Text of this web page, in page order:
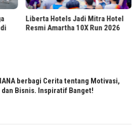
Hotel
2026
Pengiriman Sepeda KAI
Naik 30 Persen di 2026
berbagi Cerita tentang Motivasi,
Bisnis. Inspiratif Banget!